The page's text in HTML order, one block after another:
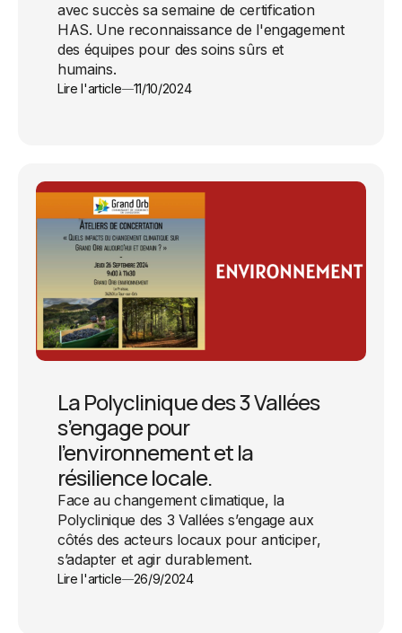
avec succès sa semaine de certification
HAS. Une reconnaissance de l'engagement
des équipes pour des soins sûrs et
humains.
Lire l'article 11/10/2024
La Polyclinique des 3 Vallées
s’engage pour
l’environnement et la
résilience locale.
Face au changement climatique, la
Polyclinique des 3 Vallées s’engage aux
côtés des acteurs locaux pour anticiper,
s’adapter et agir durablement.
Lire l'article 26/9/2024